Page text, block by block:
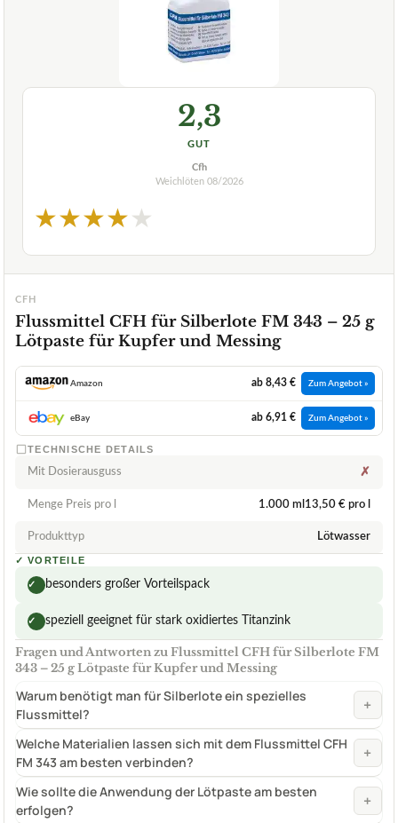
2,3
GUT
Cfh
Weichlöten 08/2026
★★★★★
CFH
Flussmittel CFH für Silberlote FM 343 – 25 g
Lötpaste für Kupfer und Messing
Amazon ab 8,43 € Zum Angebot »
eBay ab 6,91 € Zum Angebot »
TECHNISCHE DETAILS
Mit Dosierausguss ✗
Menge Preis pro l 1.000 ml13,50 € pro l
Produkttyp Lötwasser
✓ VORTEILE
✓ besonders großer Vorteilspack
✓ speziell geeignet für stark oxidiertes Titanzink
Fragen und Antworten zu Flussmittel CFH für Silberlote FM
343 – 25 g Lötpaste für Kupfer und Messing
Warum benötigt man für Silberlote ein spezielles
Flussmittel?
+
Welche Materialien lassen sich mit dem Flussmittel CFH
FM 343 am besten verbinden?
+
Wie sollte die Anwendung der Lötpaste am besten
erfolgen?
+